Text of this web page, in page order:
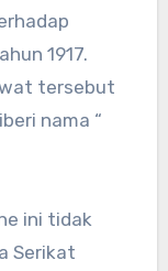
1917.
tersebut
nama “
ini tidak
Serikat